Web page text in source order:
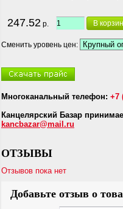
247.52 р. В
Сменить уровень цен:
Многоканальный телефон: +7
Канцелярский Базар
kancbazar@mail.ru
ОТЗЫВЫ
Отзывов пока нет
Добавьте отзыв о